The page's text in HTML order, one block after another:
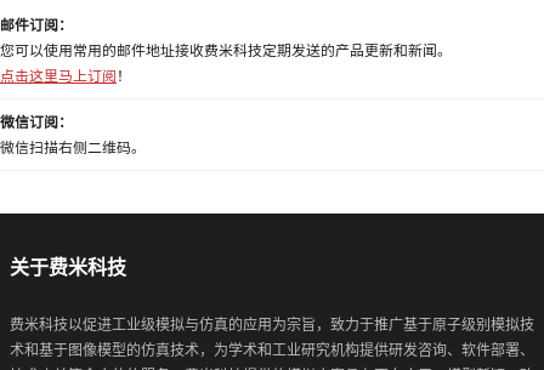
邮件订阅：
您可以使用常用的邮件地址接收费米科技定期发送的产品更新和新闻。
点击这里马上订阅 ！
微信订阅：
微信扫描右侧二维码。
关于费米科技
费米科技以促进工业级模拟与仿真的应用为宗旨，致力于推广基于原子级别模拟技
术和基于图像模型的仿真技术，为学术和工业研究机构提供研发咨询、软件部署、